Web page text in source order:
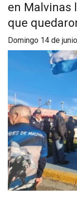
en Malvinas
que
domingo 14 de